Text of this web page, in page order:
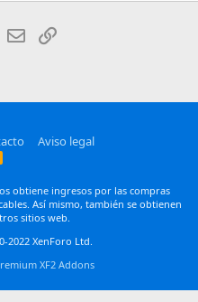
WhatsApp
Email
Aviso legal
obtiene ingresos por las compras
Así mismo, también se obtienen
sitios web.
2022 XenForo Ltd.
XF2 Addons